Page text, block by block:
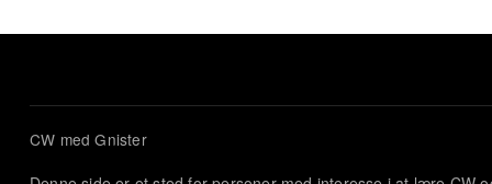
CW med Gnister